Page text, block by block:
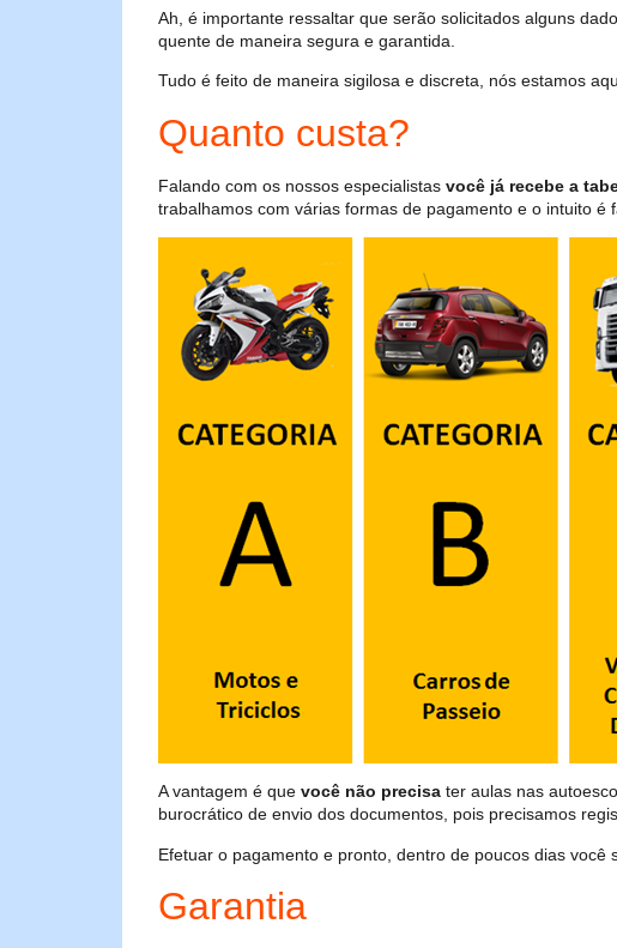
Ah, é importante ressaltar que serão solicitados alguns
quente de maneira segura e garantida.
Tudo é feito de maneira sigilosa e discreta, nós estamos
Quanto custa?
Falando com os nossos especialistas você já recebe a
trabalhamos com várias formas de pagamento e o intuito
A vantagem é que você não precisa ter aulas nas
burocrático de envio dos documentos, pois precisamos
Efetuar o pagamento e pronto, dentro de poucos dias você
Garantia